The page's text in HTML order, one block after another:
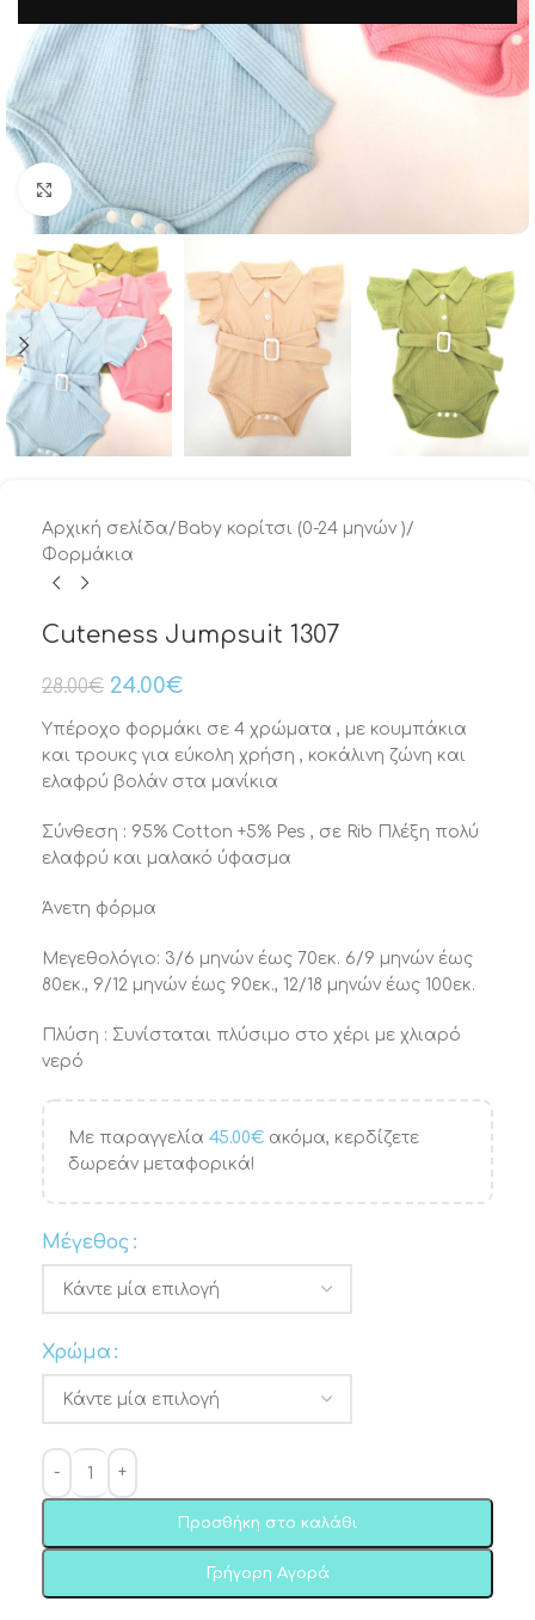
Μεγέθυνση
Αρχική σελίδα/ Baby κορίτσι (0-24 μηνών )/
Φορμάκια
Cuteness Jumpsuit 1307
28.00€ 24.00€
Υπέροχο φορμάκι σε 4 χρώματα , με κουμπάκια
και τρουκς για εύκολη χρήση , κοκάλινη ζώνη και
ελαφρύ βολάν στα μανίκια
Σύνθεση : 95% Cotton +5% Pes , σε Rib Πλέξη πολύ
ελαφρύ και μαλακό ύφασμα
Άνετη φόρμα
Μεγεθολόγιο: 3/6 μηνών έως 70εκ. 6/9 μηνών έως
80εκ., 9/12 μηνών έως 90εκ., 12/18 μηνών έως 100εκ.
Πλύση : Συνίσταται πλύσιμο στο χέρι με χλιαρό
νερό
Με παραγγελία 45.00€ ακόμα, κερδίζετε
δωρεάν μεταφορικά!
Μέγεθος
Χρώμα
Προσθήκη στο καλάθι
Γρήγορη Αγορά